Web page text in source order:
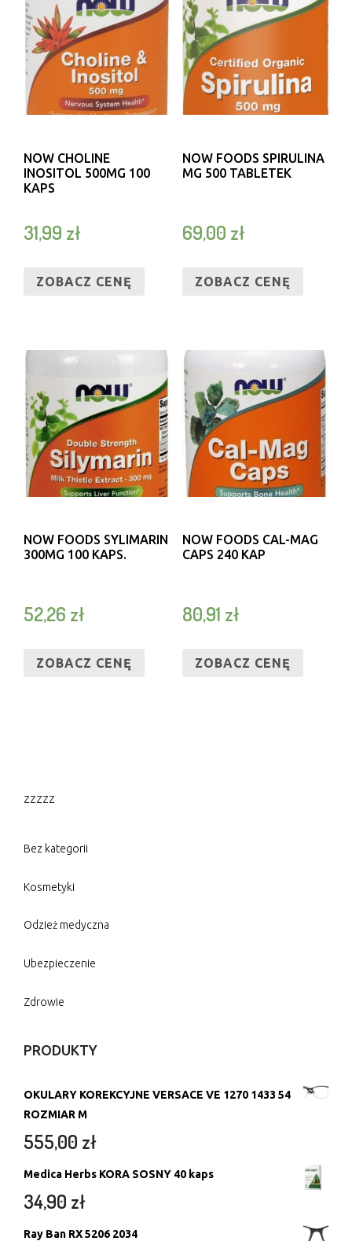
NOW CHOLINE
INOSITOL 500MG 100
KAPS
31,99 zł
ZOBACZ CENĘ
NOW FOODS SPIRULINA
MG 500 TABLETEK
69,00 zł
ZOBACZ CENĘ
NOW FOODS SYLIMARIN
300MG 100 KAPS.
52,26 zł
ZOBACZ CENĘ
NOW FOODS CAL-MAG
CAPS 240 KAP
80,91 zł
ZOBACZ CENĘ
zzzzz
Bez kategorii
Kosmetyki
Odzież medyczna
Ubezpieczenie
Zdrowie
PRODUKTY
OKULARY KOREKCYJNE VERSACE VE 1270 1433 54
ROZMIAR M
555,00 zł
Medica Herbs KORA SOSNY 40 kaps
34,90 zł
Ray Ban RX 5206 2034